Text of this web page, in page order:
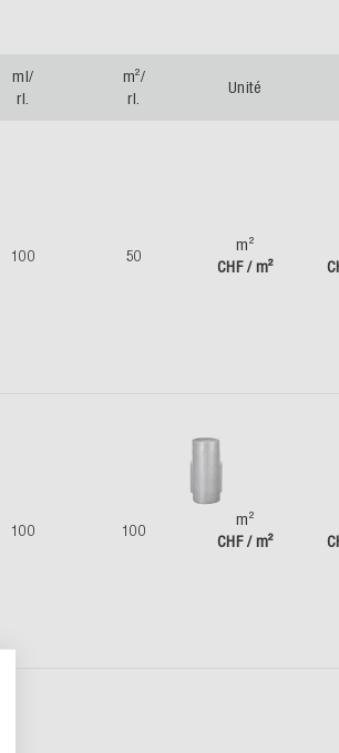
ml/
rl.
m²/
rl.
Unité
100 50
m²
CHF / m²
100 100
m²
CHF / m²